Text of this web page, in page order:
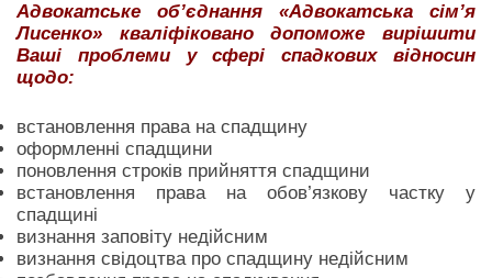
Адвокатське об’єднання «Адвокатська сім’я
Лисенко» кваліфіковано допоможе вирішити
Ваші проблеми у сфері спадкових відносин
щодо:
встановлення права на спадщину
оформленні спадщини
поновлення строків прийняття спадщини
встановлення права на обов’язкову частку у
спадщині
визнання заповіту недійсним
визнання свідоцтва про спадщину недійсним